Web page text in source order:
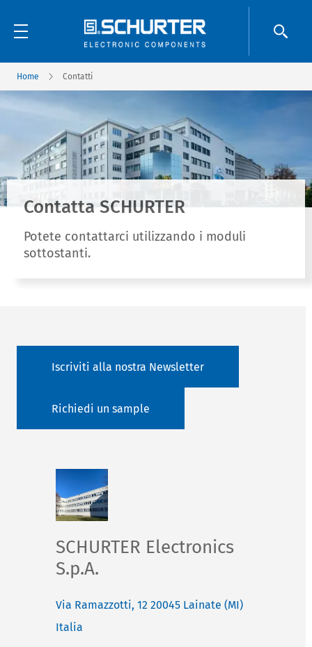
Home Contatti
Contatta SCHURTER
Potete contattarci utilizzando i moduli
sottostanti.
Iscriviti alla nostra Newsletter
Richiedi un sample
SCHURTER Electronics
S.p.A.
Via Ramazzotti, 12 20045 Lainate (MI)
Italia